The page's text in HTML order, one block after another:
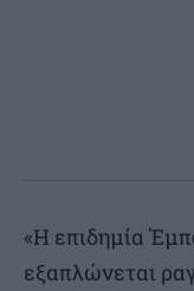
«Η επιδημία
εξαπλώνεται